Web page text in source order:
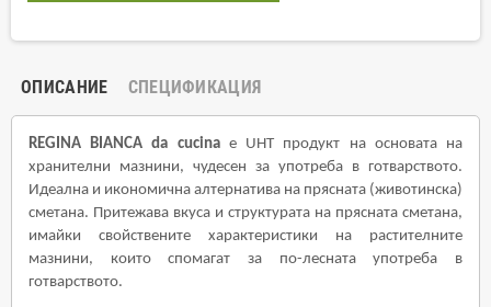
ОПИСАНИЕ СПЕЦИФИКАЦИЯ
REGINA BIANCA da cucina e UHT продукт на основата на
хранителни мазнини, чудесен за употреба в готварството.
Идеална и икономична алтернатива на прясната (животинска)
сметана. Притежава вкуса и структурата на прясната сметана,
имайки свойствените характеристики на растителните
мазнини, които спомагат за по-лесната употреба в
готварството.